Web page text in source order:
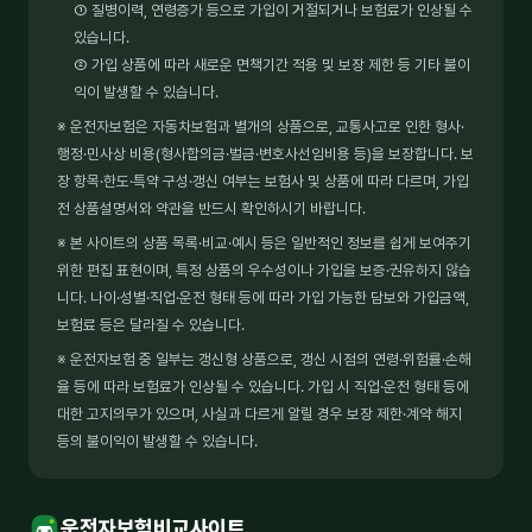
① 질병이력, 연령증가 등으로 가입이 거절되거나 보험료가 인상될 수
있습니다.
② 가입 상품에 따라 새로운 면책기간 적용 및 보장 제한 등 기타 불이
익이 발생할 수 있습니다.
※ 운전자보험은 자동차보험과 별개의 상품으로, 교통사고로 인한 형사·
행정·민사상 비용(형사합의금·벌금·변호사선임비용 등)을 보장합니다. 보
장 항목·한도·특약 구성·갱신 여부는 보험사 및 상품에 따라 다르며, 가입
전 상품설명서와 약관을 반드시 확인하시기 바랍니다.
※ 본 사이트의 상품 목록·비교·예시 등은 일반적인 정보를 쉽게 보여주기
위한 편집 표현이며, 특정 상품의 우수성이나 가입을 보증·권유하지 않습
니다. 나이·성별·직업·운전 형태 등에 따라 가입 가능한 담보와 가입금액,
보험료 등은 달라질 수 있습니다.
※ 운전자보험 중 일부는 갱신형 상품으로, 갱신 시점의 연령·위험률·손해
율 등에 따라 보험료가 인상될 수 있습니다. 가입 시 직업·운전 형태 등에
대한 고지의무가 있으며, 사실과 다르게 알릴 경우 보장 제한·계약 해지
등의 불이익이 발생할 수 있습니다.